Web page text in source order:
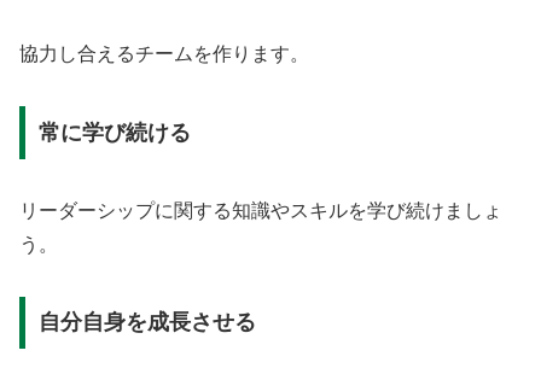
協力し合えるチームを作ります。
常に学び続ける
リーダーシップに関する知識やスキルを学び続けましょ
う。
自分自身を成長させる